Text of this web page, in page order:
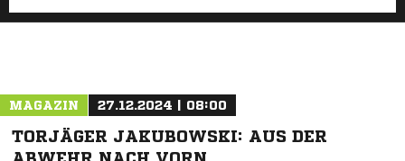
MAGAZIN 27.12.2024 | 08:00
TORJÄGER JAKUBOWSKI: AUS DER
ABWEHR NACH VORN